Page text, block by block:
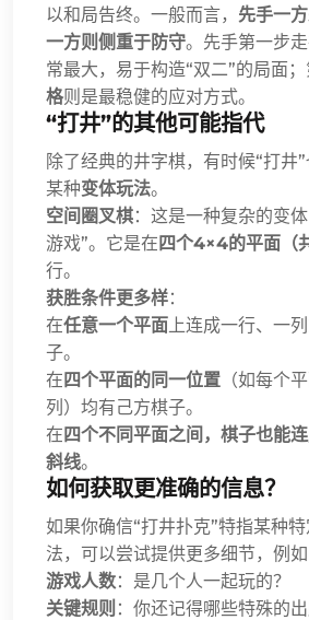
以和局告终。一般而言， 先手一
一方则侧重于防守。先手第一步
常最大，易于构造“双二”的局面
格则是最稳健的应对方式。
“打井”的其他可能指代
除了经典的井字棋，有时候“打井
某种变体玩法。
空间圈叉棋：这是一种复杂的变
游戏”。它是在四个4×4的平面（
行。
获胜条件更多样：
在任意一个平面 上连成一行、一
子。
在四个平面的同一位置 （如每个
列）均有己方棋子。
在四个不同平面之间，棋子也能
斜线。
如何获取更准确的信息？
如果你确信“打井扑克”特指某种
法，可以尝试提供更多细节，例如
游戏人数：是几个人一起玩的？
关键规则 ：你还记得哪些特殊的